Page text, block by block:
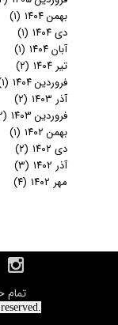
بهمن ۱۴۰۴
(۱)
دی ۱۴۰۴
(۱)
آبان ۱۴۰۴
(۱)
تیر ۱۴۰۴
(۲)
فروردین ۱۴۰۴
(۱)
آذر ۱۴۰۳
(۲)
فروردین ۱۴۰۳
(۲)
بهمن ۱۴۰۲
(۱)
دی ۱۴۰۲
(۲)
آذر ۱۴۰۲
(۳)
مهر ۱۴۰۲
(۴)